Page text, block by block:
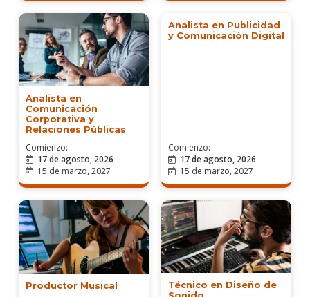
Analista en
Comunicación
Corporativa y
Relaciones Públicas
Comienzo:
17 de agosto, 2026
15 de marzo, 2027
Analista en Publicidad
y Comunicación Digital
Comienzo:
17 de agosto, 2026
15 de marzo, 2027
Productor Musical
Técnico en Diseño de